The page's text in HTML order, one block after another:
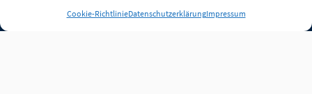
Cookie-RichtlinieDatenschutzerklärungImpressum
Jobs Partner FAQ Quellen